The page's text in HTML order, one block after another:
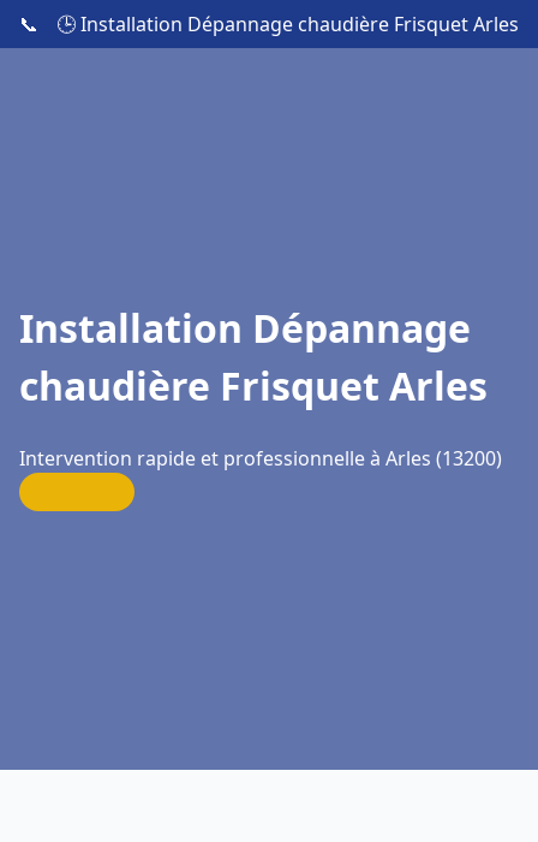
📞 🕒 Installation Dépannage chaudière Frisquet Arles
Installation Dépannage
chaudière Frisquet Arles
Intervention rapide et professionnelle à Arles (13200)